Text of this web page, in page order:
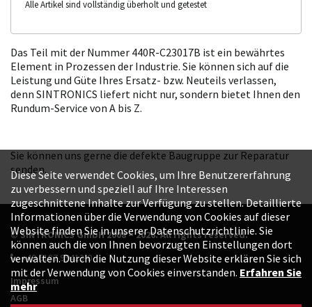
Alle Artikel sind vollständig überholt und getestet
Das Teil mit der Nummer 440R-C23017B ist ein bewährtes
Element in Prozessen der Industrie. Sie können sich auf die
Leistung und Güte Ihres Ersatz- bzw. Neuteils verlassen,
denn SINTRONICS liefert nicht nur, sondern bietet Ihnen den
Rundum-Service von A bis Z.
Sie können uns gerne die defekte Baugruppe zur Reparatur
senden.
© SINTRONICS GmbH 2008 – 2026. All rights reserved.
+49 6187 99413-0
Impressum
AGB
Diese Seite verwendet Cookies, um Ihre Benutzererfahrung
zu verbessern und speziell auf Ihre Interessen
zugeschnittene Inhalte zur Verfügung zu stellen. Detaillierte
Informationen über die Verwendung von Cookies auf dieser
Website finden Sie in unserer Datenschutzrichtlinie. Sie
können auch die von Ihnen bevorzugten Einstellungen dort
verwalten. Durch die Nutzung dieser Website erklären Sie sich
mit der Verwendung von Cookies einverstanden. Erfahren Sie
mehr